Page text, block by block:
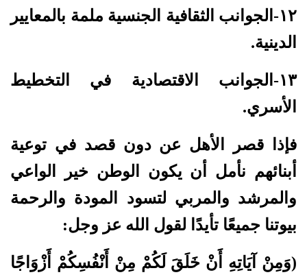
١٢-الجوانب الثقافية الجنسية ملمة بالمعايير
الدينية.
١٣-الجوانب الاقتصادية في التخطيط
الأسري.
فإذا قصر الأهل عن دون قصد في توعية
أبنائهم نأمل أن يكون الوطن خير الواعي
والمرشد والمربي لتسود المودة والرحمة
بيوتنا جميعًا تأيدًا لقول الله عز وجل:
(وَمِنْ آيَاتِهِ أَنْ خَلَقَ لَكُمْ مِنْ أَنْفُسِكُمْ أَزْوَاجًا